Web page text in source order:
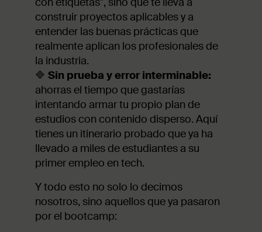
construir proyectos aplicables y a
entender las buenas prácticas que
realmente aplican los profesionales de
la industria.
🔷 Sin prueba y error interminable:
ahorras el tiempo que gastarías
intentando armar tu propio plan de
estudios con contenido disperso. Aquí
tienes un itinerario probado que ya ha
llevado a miles de estudiantes a su
primer empleo en tech.
Y todo esto no solo lo decimos
nosotros, sino aquellos que ya pasaron
por el bootcamp: